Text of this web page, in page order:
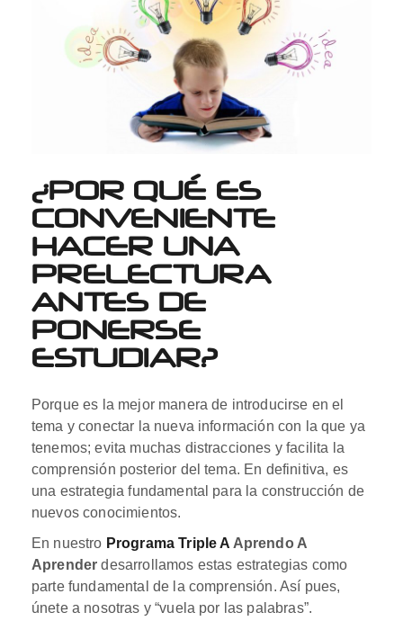
¿POR QUÉ ES
CONVENIENTE
HACER UNA
PRELECTURA
ANTES DE
PONERSE
ESTUDIAR?
Porque es la mejor manera de introducirse en el
tema y conectar la nueva información con la que ya
tenemos; evita muchas distracciones y facilita la
comprensión posterior del tema. En definitiva, es
una estrategia fundamental para la construcción de
nuevos conocimientos.
En nuestro Programa Triple A Aprendo A
Aprender desarrollamos estas estrategias como
parte fundamental de la comprensión. Así pues,
únete a nosotras y “vuela por las palabras”.